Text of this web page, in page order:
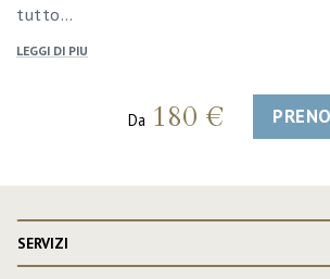
tutto…
LEGGI DI PIU
Da 180 €
SERVIZI